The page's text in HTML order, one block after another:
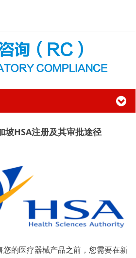
坡HSA注册及其审批途径
您的医疗器械产品之前，您需要在新